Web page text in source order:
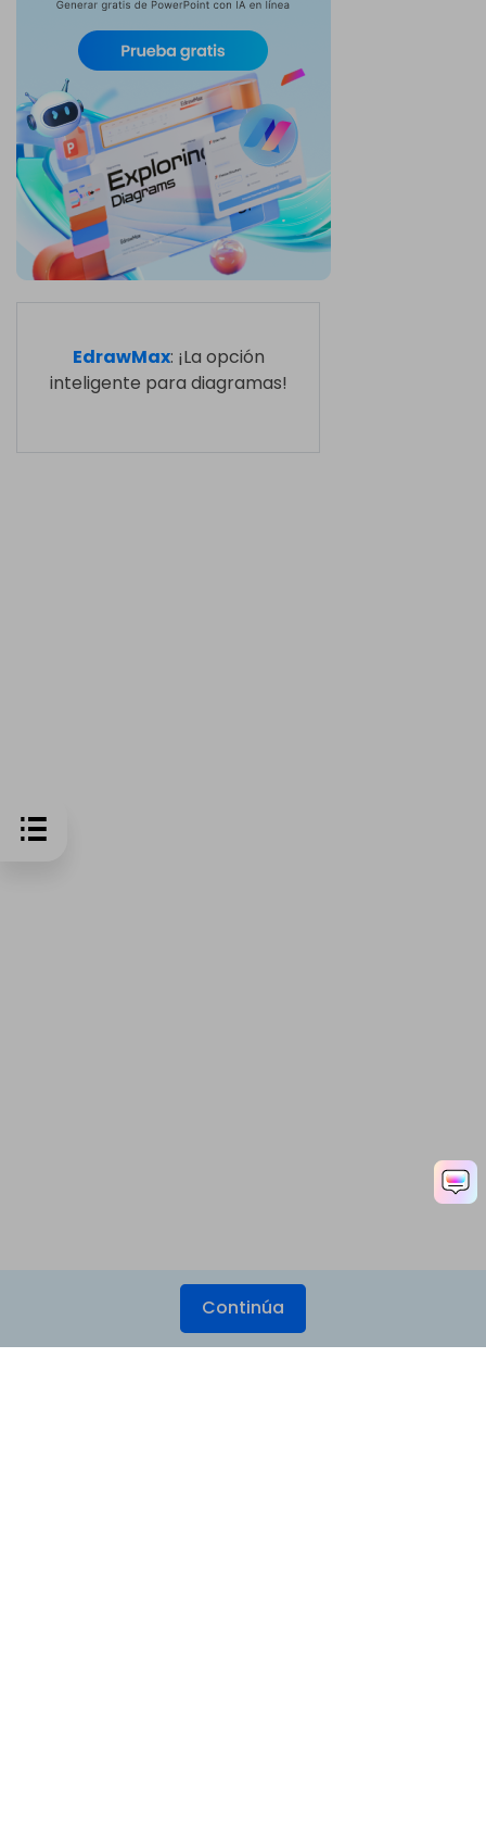
EdrawMax: ¡La opción
inteligente para diagramas!
Continúa